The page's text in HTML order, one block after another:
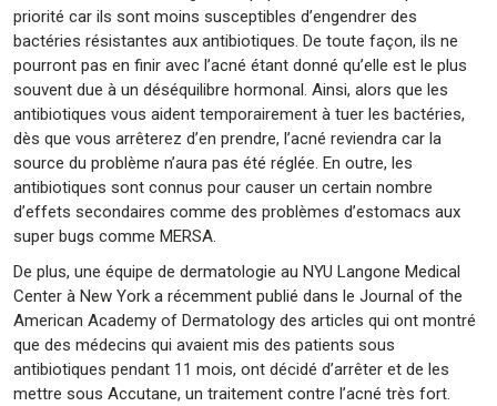
priorité car ils sont moins susceptibles d’engendrer des
bactéries résistantes aux antibiotiques. De toute façon, ils ne
pourront pas en finir avec l’acné étant donné qu’elle est le plus
souvent due à un déséquilibre hormonal. Ainsi, alors que les
antibiotiques vous aident temporairement à tuer les bactéries,
dès que vous arrêterez d’en prendre, l’acné reviendra car la
source du problème n’aura pas été réglée. En outre, les
antibiotiques sont connus pour causer un certain nombre
d’effets secondaires comme des problèmes d’estomacs aux
super bugs comme MERSA.
De plus, une équipe de dermatologie au NYU Langone Medical
Center à New York a récemment publié dans le Journal of the
American Academy of Dermatology des articles qui ont montré
que des médecins qui avaient mis des patients sous
antibiotiques pendant 11 mois, ont décidé d’arrêter et de les
mettre sous Accutane, un traitement contre l’acné très fort.